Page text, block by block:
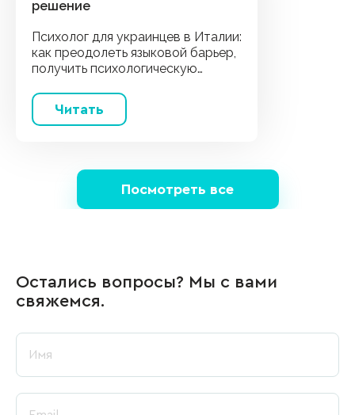
решение
Психолог для украинцев в Италии:
как преодолеть языковой барьер,
получить психологическую
сохранить ментальное здоровье.
Читать
Посмотреть все
Остались вопросы? Мы с вами
свяжемся.